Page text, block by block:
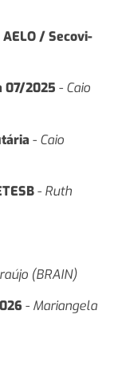
/ Secovi-
07/2025 - Caio
- Caio
- Ruth
(BRAIN)
- Mariangela